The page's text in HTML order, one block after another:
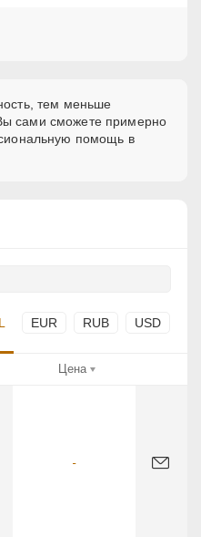
тем меньше
сами сможете примерно
помощь в
EUR RUB USD
Цена
-